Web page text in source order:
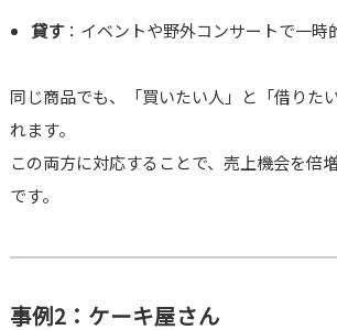
貸す：イベントや野外コンサートで一時
同じ商品でも、「買いたい人」と「借りた
れます。
この両方に対応することで、売上機会を倍
です。
事例2：ケーキ屋さん